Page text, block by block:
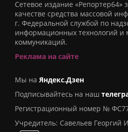
Сетевое издание «Репортер64»
качестве средства массовой
г. Федеральной службой по
информационных технологий и
коммуникаций.
Реклама на сайте
Мы на Яндекс.Дзен
Подписывайтесь на наш
Регистрационный номер №
Учредитель: Савельев Георгий